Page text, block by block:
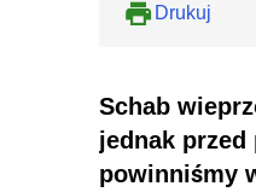
Drukuj
Schab
jednak przed
powinniśmy